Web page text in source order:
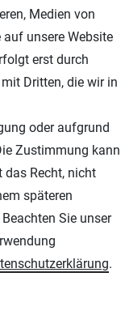
Impressum
Medien von
unsere Website
erst durch
Dritten, die wir in
oder aufgrund
Zustimmung kann
das Recht, nicht
späteren
Sie unser
.